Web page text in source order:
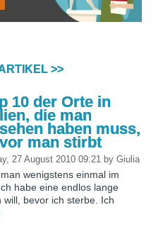
>>
10 der Orte in
die man
haben muss,
man stirbt
27 August 2010 09:21 by Giulia
wenigstens einmal im
habe eine endlos lange
bevor ich sterbe. Ich